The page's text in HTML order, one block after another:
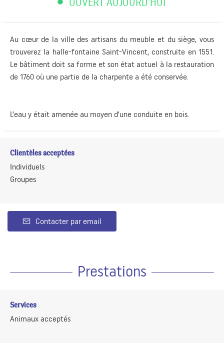
Au cœur de la ville des artisans du meuble et du siège, vous
trouverez la halle-fontaine Saint-Vincent, construite en 1551.
Le bâtiment doit sa forme et son état actuel à la restauration
de 1760 où une partie de la charpente a été conservée.
L’eau y était amenée au moyen d’une conduite en bois.
Clientèles acceptées
Individuels
Groupes
Contacter par email
Prestations
Services
Animaux acceptés